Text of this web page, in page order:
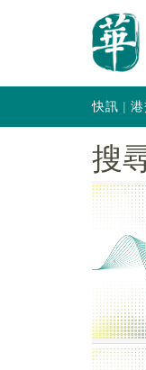
快訊
搜